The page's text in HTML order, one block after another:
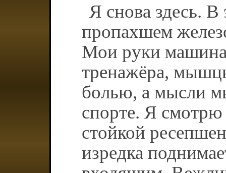
Я снова здесь. В
пропахшем
Мои руки
тренажёра,
болью, а мысли
спорте. Я смотрю
стойкой
изредка